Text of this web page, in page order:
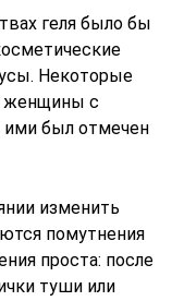
геля было бы
Некоторые
женщины с
ими был отмечен
изменить
помутнения
проста: после
туши или